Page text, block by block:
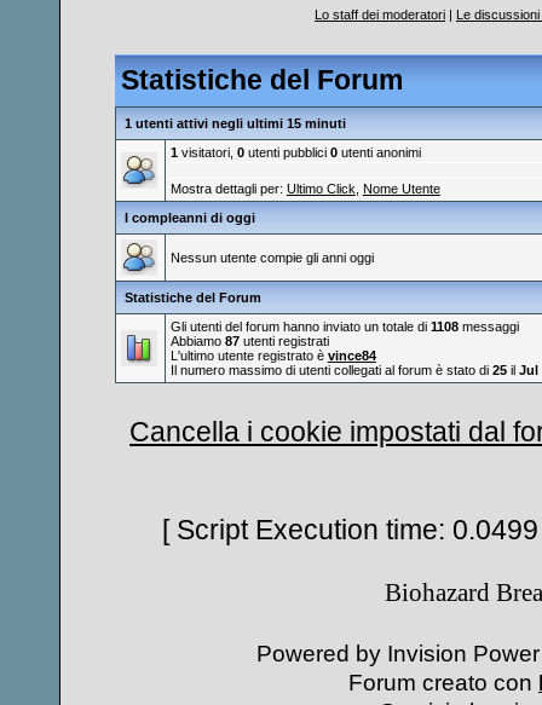
Lo staff dei moderatori| Le discussioni
Statistiche del Forum
1 utenti attivi negli ultimi 15 minuti
1visitatori, 0utenti pubblici 0utenti anonimi
Mostra dettagli per: Ultimo Click
Nome Utente
I compleanni di oggi
Nessun utente compie gli anni oggi
Statistiche del Forum
Gli utenti del forum hanno inviato un totale di 1108messaggi
Abbiamo 87utenti registrati
L'ultimo utente registrato è vince84
Il numero massimo di utenti collegati al forum è stato di 25il Jul
Cancella i cookie impostati dal
[ Script Execution time:
Biohazard
Powered by Invision
Forum creato con